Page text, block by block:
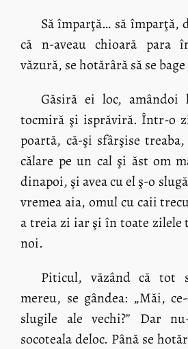
Să împarţă… să împarţă,
că n-aveau chioară para
văzură, se hotărâră să se
Găsiră ei loc, amândoi
tocmiră şi isprăviră. Într-o
poartă, că-şi sfârşise
călare pe un cal şi ăst om
dinapoi, şi avea cu el ş-o
vremea aia, omul cu caii
a treia zi iar şi în toate zilele
noi.
Piticul, văzând că tot
mereu, se gândea: „Măi,
slugile ale vechi?” Dar
socoteala deloc. Până se